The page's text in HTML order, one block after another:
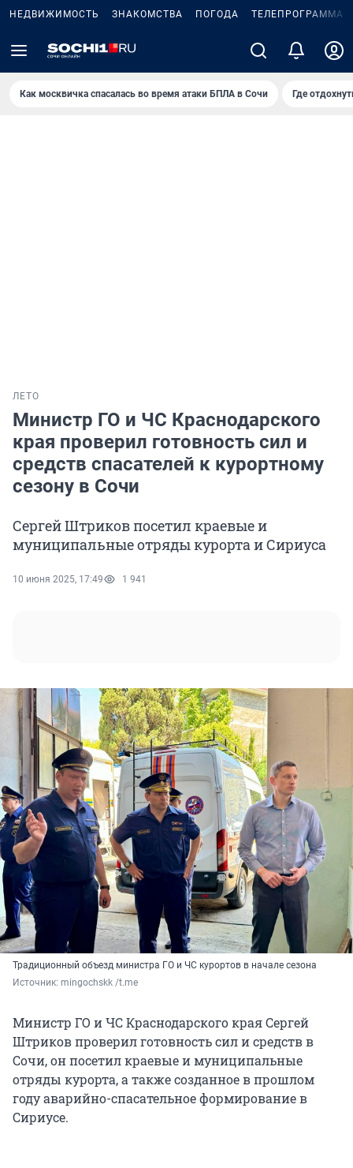
НЕДВИЖИМОСТЬ ЗНАКОМСТВА ПОГОДА ТЕЛЕПРОГРАММА
Как москвичка спасалась во время атаки БПЛА в Сочи Где
ЛЕТО
Министр ГО и ЧС Краснодарского
края проверил готовность сил и
средств спасателей к курортному
сезону в Сочи
Сергей Штриков посетил краевые и
муниципальные отряды курорта и Сириуса
10 июня 2025, 17:49 1 941
Традиционный объезд министра ГО и ЧС курортов в начале сезона
Источник: mingochskk /t.me
Министр ГО и ЧС Краснодарского края Сергей
Штриков проверил готовность сил и средств в
Сочи, он посетил краевые и муниципальные
отряды курорта, а также созданное в прошлом
году аварийно-спасательное формирование в
Сириусе.